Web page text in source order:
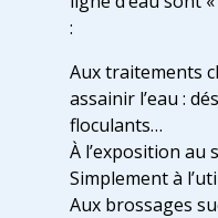
:
Aux traitements
assainir l’eau :
floculants…
À l’exposition au
Simplement à
Aux brossages